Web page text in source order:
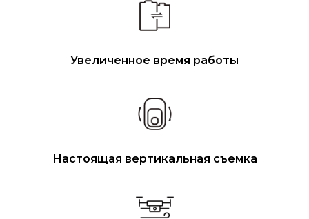
Увеличенное время работы
Настоящая вертикальная съемка